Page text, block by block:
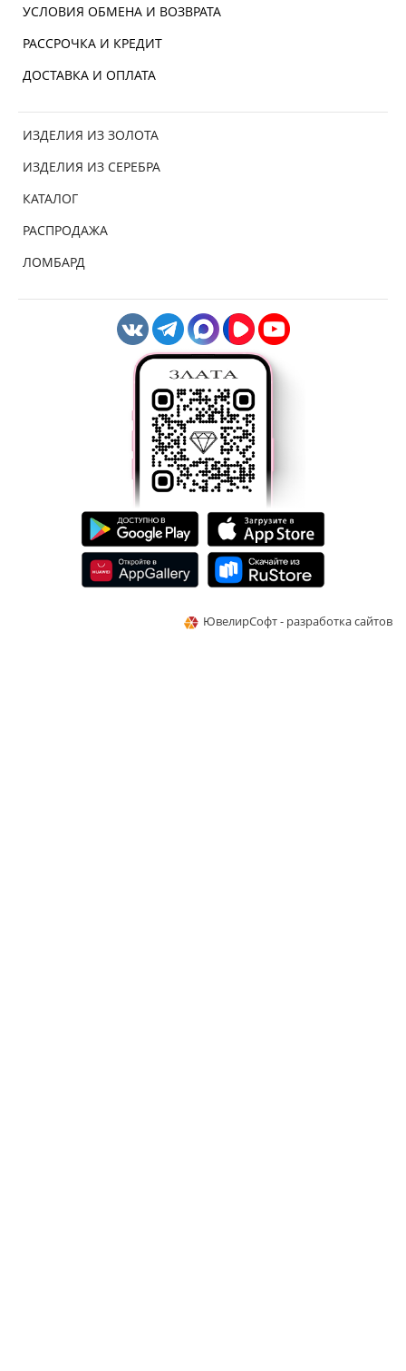
УСЛОВИЯ ОБМЕНА И ВОЗВРАТА
РАССРОЧКА И КРЕДИТ
ДОСТАВКА И ОПЛАТА
ИЗДЕЛИЯ ИЗ ЗОЛОТА
ИЗДЕЛИЯ ИЗ СЕРЕБРА
КАТАЛОГ
РАСПРОДАЖА
ЛОМБАРД
ЮвелирСофт - разработка сайтов